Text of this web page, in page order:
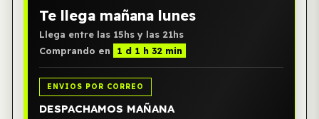
Te llega mañana lunes
Llega entre las 15hs y las 21hs
Comprando en
1 d 1 h 32 min
ENVIOS POR CORREO
DESPACHAMOS MAÑANA